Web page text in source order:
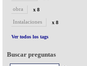
obra x 8
Instalaciones x 8
Ver todos los tags
Buscar preguntas